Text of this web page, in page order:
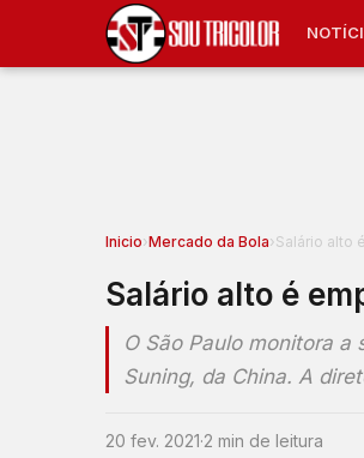
Inicio›Mercado da Bola›Salário alto
Salário alto é
O São Paulo monitora
Suning, da China. A
20 fev. 2021·2 min de leitura